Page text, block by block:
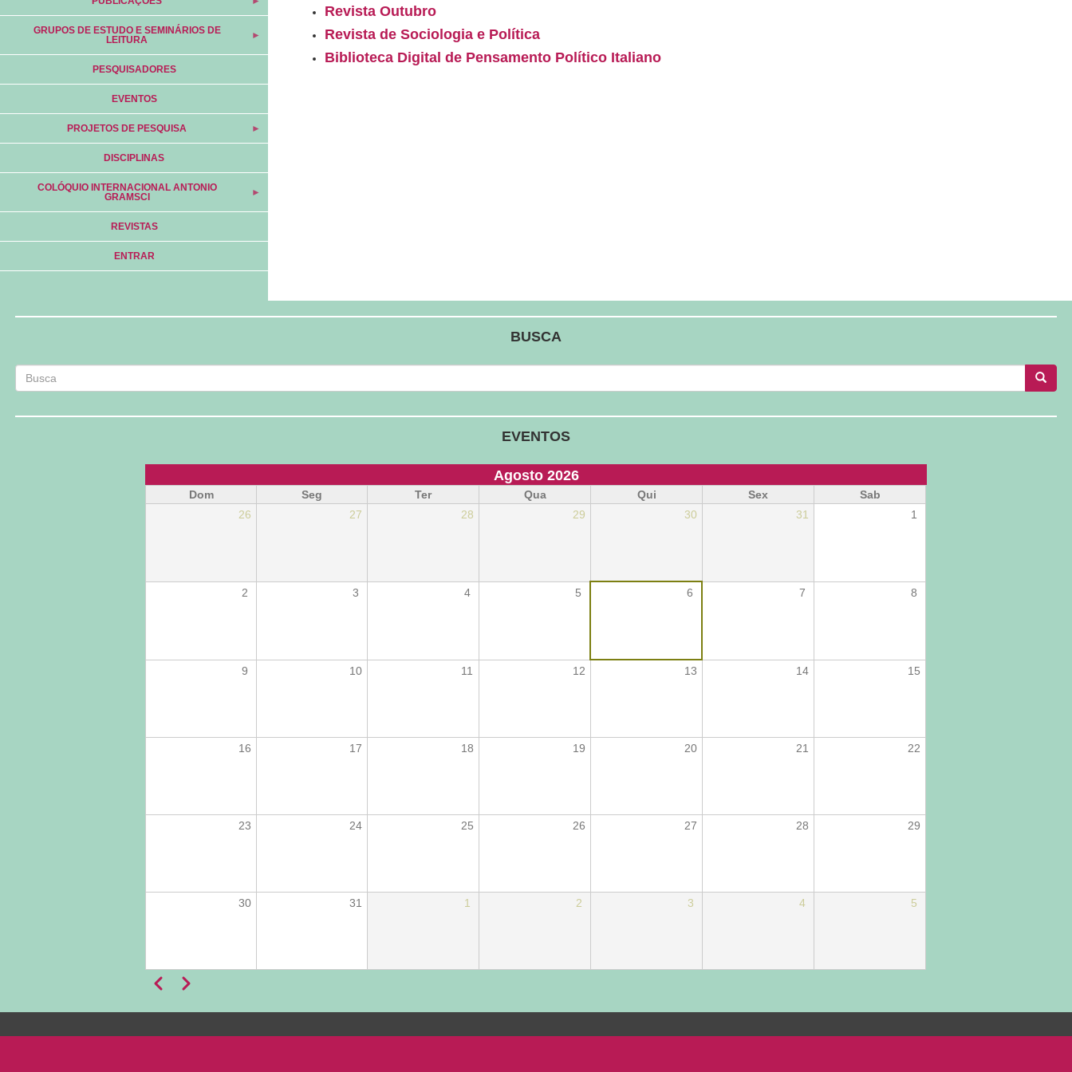
GRUPOS DE ESTUDO E SEMINÁRIOS DE
LEITURA
PESQUISADORES
EVENTOS
PROJETOS DE PESQUISA
DISCIPLINAS
COLÓQUIO INTERNACIONAL ANTONIO
GRAMSCI
REVISTAS
ENTRAR
Revista Outubro
Revista de Sociologia e Política
Biblioteca Digital de Pensamento Político Italiano
BUSCA
Busca
Busca Busca
EVENTOS
Agosto 2026
Dom Seg Ter Qua Qui Sex
Sab
26
27 28 29 30 31 1
2 3 4 5 6 7 8
9 10 11 12 13 14 15
16 17 18 19 20 21 22
23 24 25 26 27 28 29
30 31 1 2 3 4 5
Paginação
AnteriorPróximo